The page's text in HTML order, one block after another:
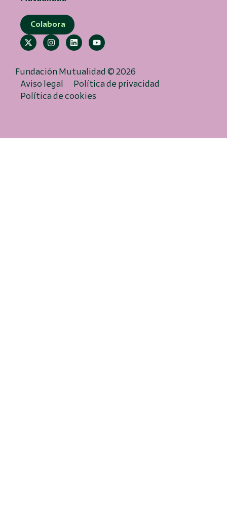
Colabora
Fundación Mutualidad © 2026
Aviso legal
Política de privacidad
Política de cookies